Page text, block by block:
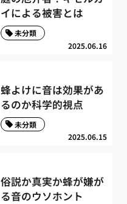
イによる被害とは
2025.06.16
未分類
蜂よけに音は効果があ
るのか科学的視点
2025.06.15
未分類
俗説か真実か蜂が嫌が
る音のウソホント